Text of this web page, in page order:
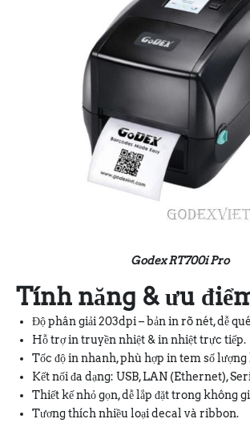
Godex RT700i Pro
Tính năng & ưu
Độ phân giải 203dpi – bản in rõ nét, dễ
Hỗ trợ in truyền nhiệt & in nhiệt trực tiếp.
Tốc độ in nhanh, phù hợp in tem số lượng
Kết nối đa dạng: USB, LAN (Ethernet),
Thiết kế nhỏ gọn, dễ lắp đặt trong không
Tương thích nhiều loại decal và ribbon.